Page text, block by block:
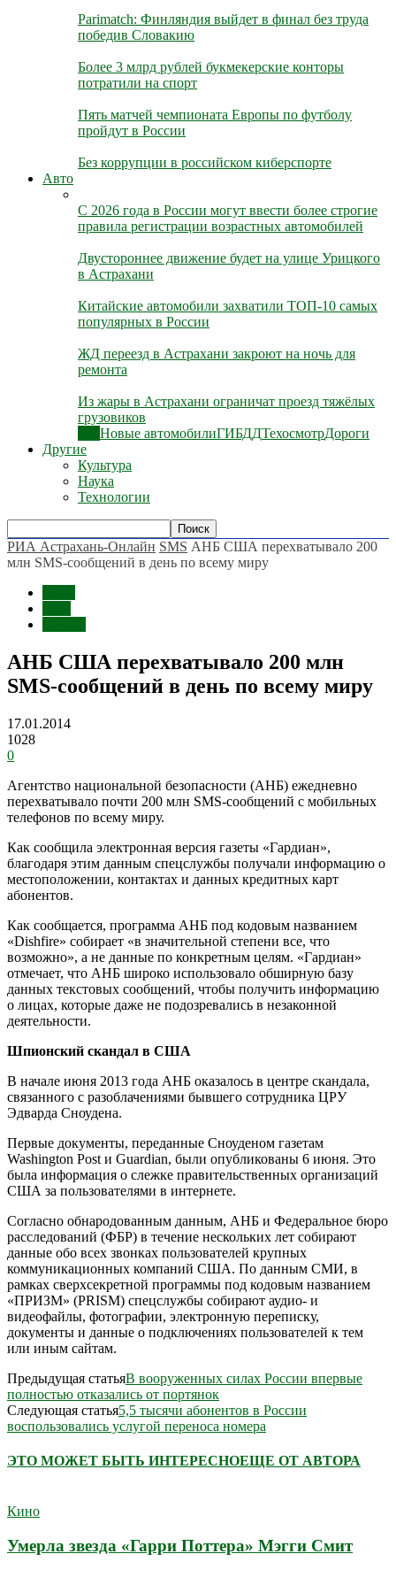
Parimatch: Финляндия выйдет в финал без труда
победив Словакию
Более 3 млрд рублей букмекерские конторы
потратили на спорт
Пять матчей чемпионата Европы по футболу
пройдут в России
Без коррупции в российском киберспорте
Авто
С 2026 года в России могут ввести более строгие
правила регистрации возрастных автомобилей
Двустороннее движение будет на улице Урицкого
в Астрахани
Китайские автомобили захватили ТОП-10 самых
популярных в России
ЖД переезд в Астрахани закроют на ночь для
ремонта
Из жары в Астрахани ограничат проезд тяжёлых
грузовиков
Новые автомобилиГИБДДТехосмотрДороги
Другие
Культура
Наука
Технологии
РИА Астрахань-Онлайн SMS АНБ США перехватывало 200
млн SMS-сообщений в день по всему миру
АНБ США перехватывало 200 млн
SMS-сообщений в день по всему миру
17.01.2014
1028
0
Агентство национальной безопасности (АНБ) ежедневно
перехватывало почти 200 млн SMS-сообщений с мобильных
телефонов по всему миру.
Как сообщила электронная версия газеты «Гардиан»,
благодаря этим данным спецслужбы получали информацию о
местоположении, контактах и данных кредитных карт
абонентов.
Как сообщается, программа АНБ под кодовым названием
«Dishfire» собирает «в значительной степени все, что
возможно», а не данные по конкретным целям. «Гардиан»
отмечает, что АНБ широко использовало обширную базу
данных текстовых сообщений, чтобы получить информацию
о лицах, которые даже не подозревались в незаконной
деятельности.
Шпионский скандал в США
В начале июня 2013 года АНБ оказалось в центре скандала,
связанного с разоблачениями бывшего сотрудника ЦРУ
Эдварда Сноудена.
Первые документы, переданные Сноуденом газетам
Washington Post и Guardian, были опубликованы 6 июня. Это
была информация о слежке правительственных организаций
США за пользователями в интернете.
Согласно обнародованным данным, АНБ и Федеральное бюро
расследований (ФБР) в течение нескольких лет собирают
данные обо всех звонках пользователей крупных
коммуникационных компаний США. По данным СМИ, в
рамках сверхсекретной программы под кодовым названием
«ПРИЗМ» (PRISM) спецслужбы собирают аудио- и
видеофайлы, фотографии, электронную переписку,
документы и данные о подключениях пользователей к тем
или иным сайтам.
Предыдущая статьяВ вооруженных силах России впервые
полностью отказались от портянок
Следующая статья5,5 тысячи абонентов в России
воспользовались услугой переноса номера
ЭТО МОЖЕТ БЫТЬ ИНТЕРЕСНОЕЩЕ ОТ АВТОРА
Кино
Умерла звезда «Гарри Поттера» Мэгги Смит